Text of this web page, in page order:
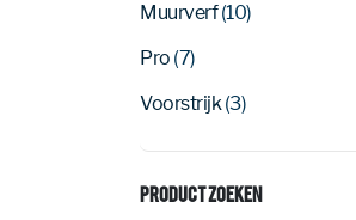
Muurverf (10)
Pro (7)
Voorstrijk(3)
Product Zoeken